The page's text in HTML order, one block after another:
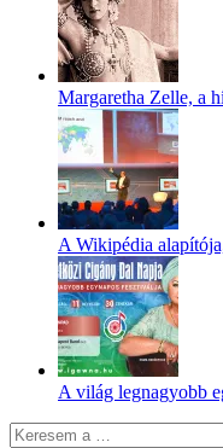
Margaretha Zelle, a
A Wikipédia
A világ legnagyobb